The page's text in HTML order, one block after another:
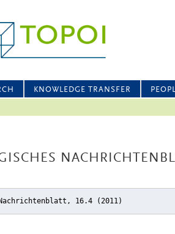
KNOWLEDGE TRANSFER
16.4 (2011)